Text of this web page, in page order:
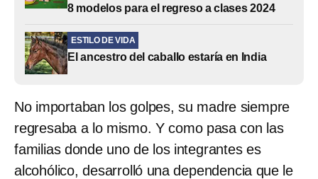
8 modelos para el regreso a clases 2024
ESTILO DE VIDA
El ancestro del caballo estaría en India
No importaban los golpes, su madre siempre
regresaba a lo mismo. Y como pasa con las
familias donde uno de los integrantes es
alcohólico, desarrolló una dependencia que le